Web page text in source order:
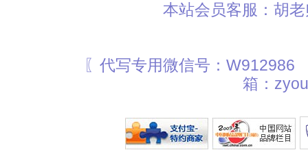
本站会员客服：胡
〖代写专用微信号：
箱：